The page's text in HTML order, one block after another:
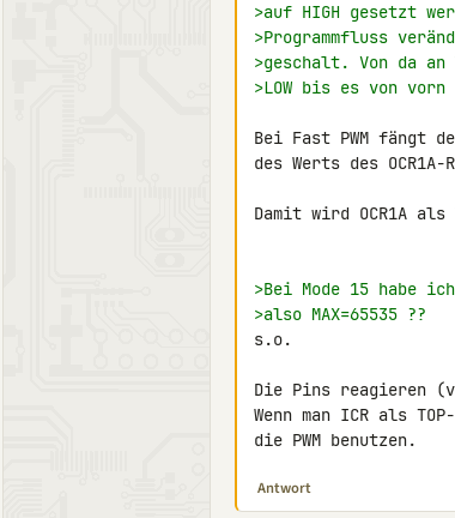
>auf HIGH gesetzt
>Programmfluss
>geschalt. Von da
>LOW bis es von
Bei Fast PWM fängt
des Werts des
Damit wird OCR1A
>Bei Mode 15 habe
>also MAX=65535 ??
s.o.
Die Pins reagieren
Wenn man ICR als
die PWM benutzen.
Antwort